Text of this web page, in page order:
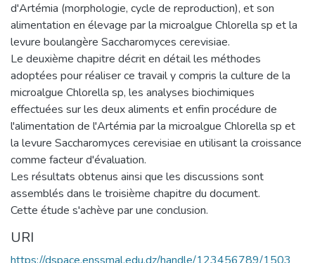
d'Artémia (morphologie, cycle de reproduction), et son
alimentation en élevage par la microalgue Chlorella sp et la
levure boulangère Saccharomyces cerevisiae.
Le deuxième chapitre décrit en détail les méthodes
adoptées pour réaliser ce travail y compris la culture de la
microalgue Chlorella sp, les analyses biochimiques
effectuées sur les deux aliments et enfin procédure de
l'alimentation de l'Artémia par la microalgue Chlorella sp et
la levure Saccharomyces cerevisiae en utilisant la croissance
comme facteur d'évaluation.
Les résultats obtenus ainsi que les discussions sont
assemblés dans le troisième chapitre du document.
Cette étude s'achève par une conclusion.
URI